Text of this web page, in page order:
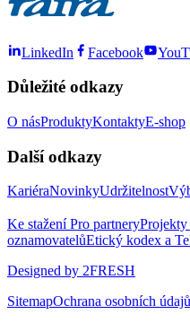
LinkedIn Facebook
Důležité odkazy
O násProduktyKontaktyE-shop
Další odkazy
KariéraNovinkyUdržitelnost
Ke staženíPro partneryProjekty
oznamovatelůEtický kodex a
Designed by 2FRESH
SitemapOchrana osobních údajů